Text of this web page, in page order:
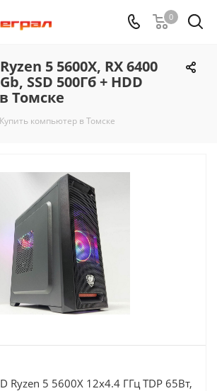
0
5 5600X, RX 6400
SSD 500Гб + HDD
Томске
компьютер в Томске
Ryzen 5 5600X 12x4.4 ГГц TDP 65Вт,